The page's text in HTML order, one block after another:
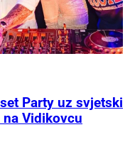
Party uz svjetski
na Vidikovcu